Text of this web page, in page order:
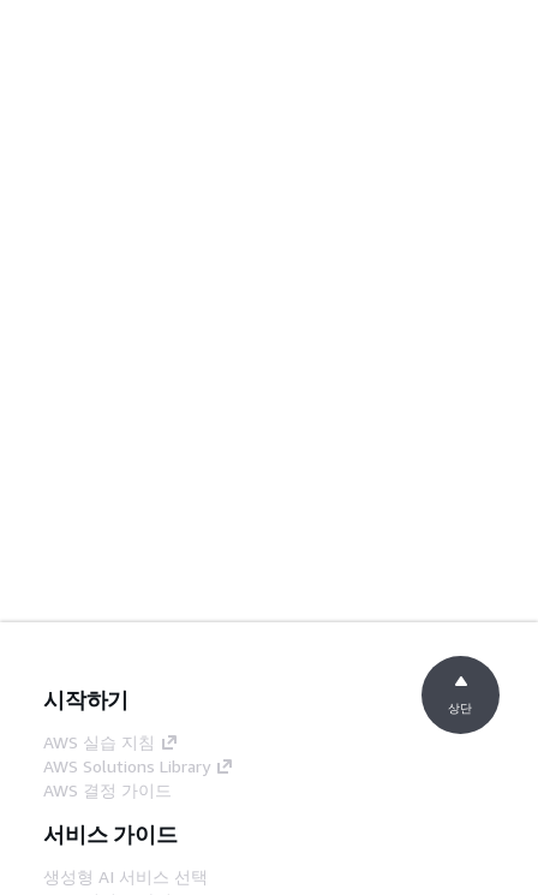
시작하기
AWS 실습 지침
AWS Solutions Library
AWS 결정 가이드
서비스 가이드
생성형 AI 서비스 선택
상단